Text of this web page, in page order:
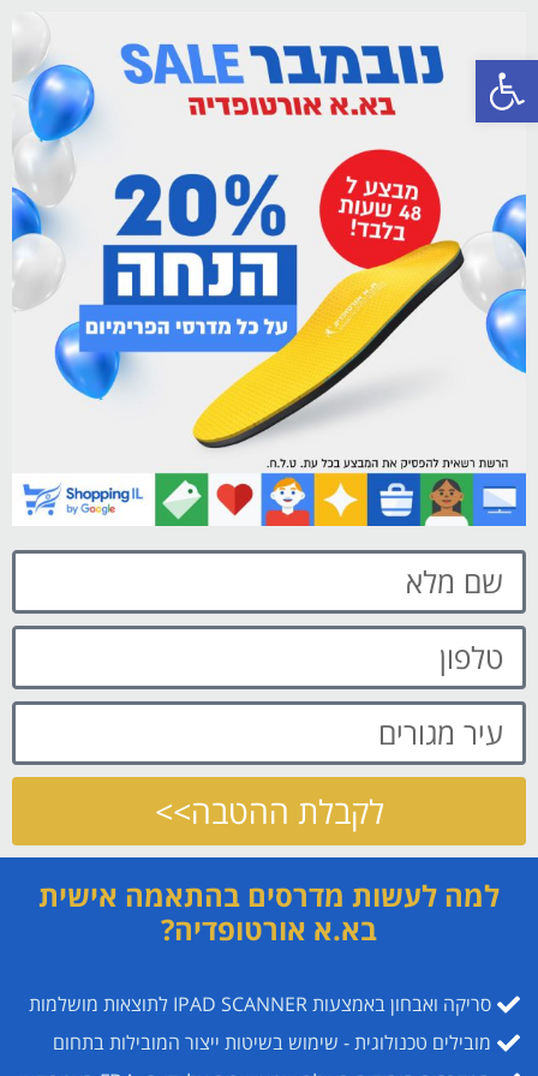
לקבלת ההטבה>>
למה לעשות מדרסים בהתאמה אישית
בא.א אורטופדיה?
סריקה ואבחון באמצעות IPAD SCANNER לתוצאות מושלמות
מובילים טכנולוגית - שימוש בשיטות ייצור המובילות בתחום
פתח סרגל נגישות